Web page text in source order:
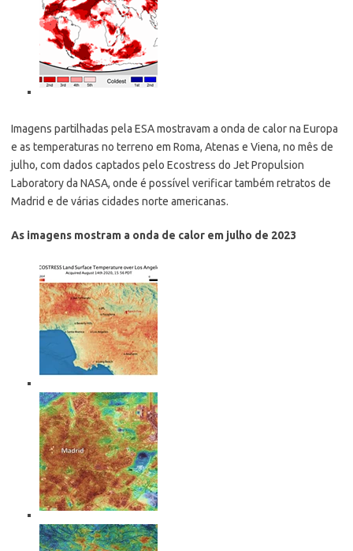
Imagens partilhadas pela ESA mostravam a onda de calor na Europa
e as temperaturas no terreno em Roma, Atenas e Viena, no mês de
julho, com dados captados pelo Ecostress do Jet Propulsion
Laboratory da NASA, onde é possível verificar também retratos de
Madrid e de várias cidades norte americanas.
As imagens mostram a onda de calor em julho de 2023